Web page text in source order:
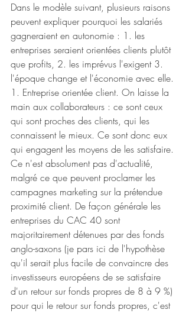
Dans le modèle suivant, plusieurs raisons
peuvent expliquer pourquoi les salariés
gagneraient en autonomie : 1. les
entreprises seraient orientées clients plutôt
que profits, 2. les imprévus l'exigent 3.
l'époque change et l'économie avec elle.
1. Entreprise orientée client. On laisse la
main aux collaborateurs : ce sont ceux
qui sont proches des clients, qui les
connaissent le mieux. Ce sont donc eux
qui engagent les moyens de les satisfaire.
Ce n'est absolument pas d'actualité,
malgré ce que peuvent proclamer les
campagnes marketing sur la prétendue
proximité client. De façon générale les
entreprises du CAC 40 sont
majoritairement détenues par des fonds
anglo-saxons (je pars ici de l'hypothèse
qu'il serait plus facile de convaincre des
investisseurs européens de se satisfaire
d'un retour sur fonds propres de 8 à 9 %)
pour qui le retour sur fonds propres, c'est